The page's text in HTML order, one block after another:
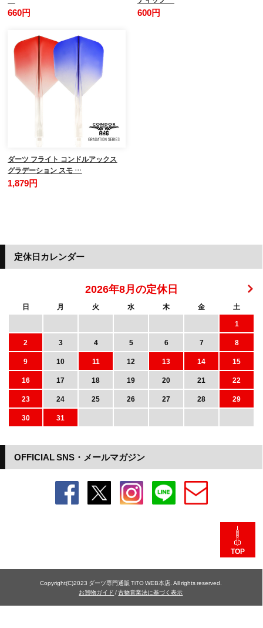
660円 600円
ダーツ フライト コンドルアックス
グラデーション スモ …
1,879円
OFFICIAL SNS・メールマガジン
定休日カレンダー
2026年8月の定休日
日 月 火 水 木 金
土
1
2
3 4 5 6 7
8
9
10 11 12 13 14
15
16
17 18 19 20 21
22
23
24 25 26 27 28
29
30
31
TOP
Copyright(C)2023 ダーツ専門通販 TiTO WEB本店. All rights reserved.
お買物ガイド /古物営業法に基づく表示